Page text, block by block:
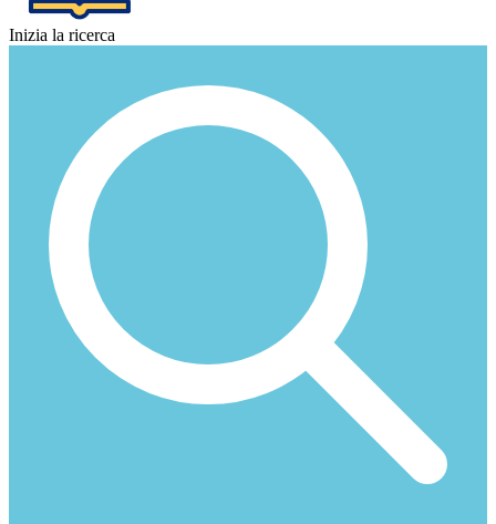
Inizia la ricerca